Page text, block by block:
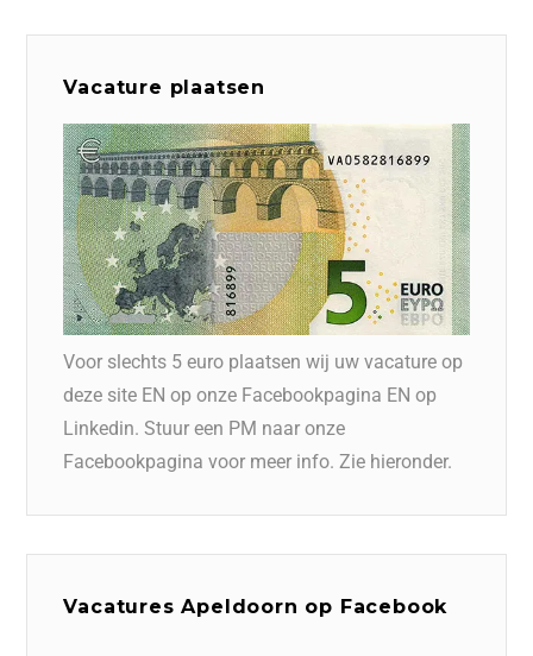
Vacature plaatsen
Voor slechts 5 euro plaatsen wij uw vacature op
deze site EN op onze Facebookpagina EN op
Linkedin. Stuur een PM naar onze
Facebookpagina voor meer info. Zie hieronder.
Vacatures Apeldoorn op Facebook